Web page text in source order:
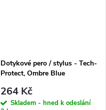
Dotykové pero / stylus - Tech-
Protect, Ombre Blue
264 Kč
Skladem - hned k odeslání